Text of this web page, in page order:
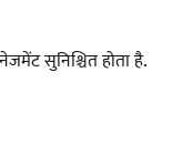
सुनिश्चित होता है.